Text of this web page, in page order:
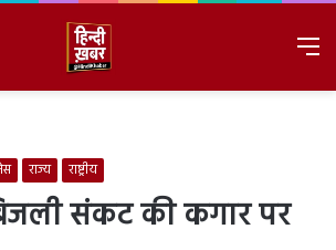
राज्य राष्ट्रीय
संकट की कगार पर